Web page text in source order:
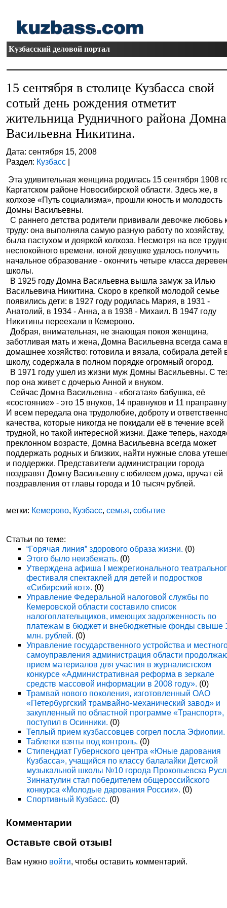
Кузбасский деловой портал
15 сентября в столице Кузбасса свой
сотый день рождения отметит
жительница Рудничного района Домна
Васильевна Никитина.
Дата: сентября 15, 2008
Раздел: Кузбасс |
Эта удивительная женщина родилась 15 сентября 1908
Каргатском районе Новосибирской области. Здесь же, в
колхозе «Путь социализма», прошли юность и молодость
Домны Васильевны.
С раннего детства родители прививали девочке любовь
труду: она выполняла самую разную работу по хозяйству,
была пастухом и дояркой колхоза. Несмотря на все
неспокойного времени, юной девушке удалось получить
начальное образование - окончить четыре класса
школы.
В 1925 году Домна Васильевна вышла замуж за Илью
Васильевича Никитина. Скоро в крепкой молодой семье
появились дети: в 1927 году родилась Мария, в 1931 -
Анатолий, в 1934 - Анна, а в 1938 - Михаил. В 1947 году
Никитины переехали в Кемерово.
Добрая, внимательная, не знающая покоя женщина,
заботливая мать и жена, Домна Васильевна всегда сама
домашнее хозяйство: готовила и вязала, собирала детей
школу, содержала в полном порядке огромный огород.
В 1971 году ушел из жизни муж Домны Васильевны. С
пор она живет с дочерью Анной и внуком.
Сейчас Домна Васильевна - «богатая» бабушка, её
«состояние» - это 15 внуков, 14 правнуков и 11
И всем передала она трудолюбие, доброту и
качества, которые никогда не покидали её в течение всей
трудной, но такой интересной жизни. Даже теперь,
преклонном возрасте, Домна Васильевна всегда может
поддержать родных и близких, найти нужные слова
и поддержки. Представители администрации города
поздравят Домну Васильевну с юбилеем дома, вручат ей
поздравления от главы города и 10 тысяч рублей.
метки: Кемерово, Кузбасс,семья,событие
Статьи по теме:
“Горячая линия” здорового образа жизни. (0)
Этого было неизбежать. (0)
Утверждена афиша I межрегионального
фестиваля спектаклей для детей и подростков
«Сибирский кот». (0)
Управление Федеральной налоговой службы по
Кемеровской области составило список
налогоплательщиков, имеющих задолженность по
платежам в бюджет и внебюджетные фонды свыше
млн. рублей. (0)
Управление государственного устройства и
самоуправления администрация области
прием материалов для участия в журналистском
конкурсе «Административная реформа в зеркале
средств массовой информации в 2008 году». (0)
Трамвай нового поколения, изготовленный ОАО
«Петербургский трамвайно-механический завод» и
закупленный по областной программе «Транспорт»,
поступил в Осинники. (0)
Теплый прием кузбассовцев согрел посла Эфиопии.
Таблетки взяты под контроль. (0)
Стипендиат Губернского центра «Юные дарования
Кузбасса», учащийся по классу балалайки Детской
музыкальной школы №10 города Прокопьевска
Зиннатулин стал победителем общероссийского
конкурса «Молодые дарования России». (0)
Спортивный Кузбасс. (0)
Комментарии
Оставьте свой отзыв!
Вам нужно войти, чтобы оставить комментарий.